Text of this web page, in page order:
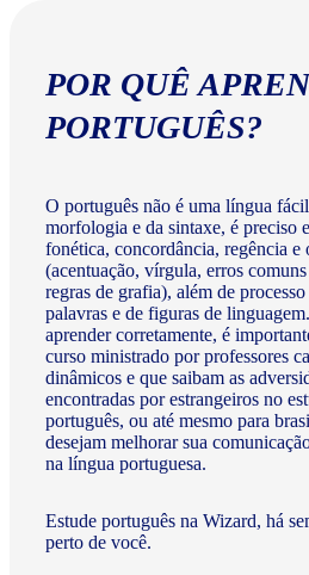
POR QUÊ
PORTUGUÊS?
O português não é uma língua
morfologia e da sintaxe, é preciso
fonética, concordância, regência e
(acentuação, vírgula, erros
regras de grafia), além de
palavras e de figuras de
aprender corretamente, é
curso ministrado por professores
dinâmicos e que saibam as
encontradas por estrangeiros no
português, ou até mesmo para
desejam melhorar sua
na língua portuguesa.
Estude português na Wizard, há
perto de você.